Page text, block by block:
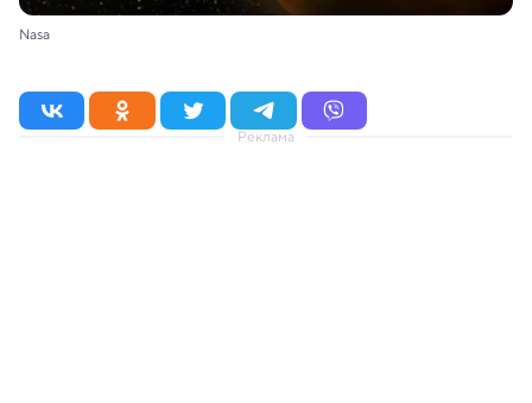
Nasa
Реклама